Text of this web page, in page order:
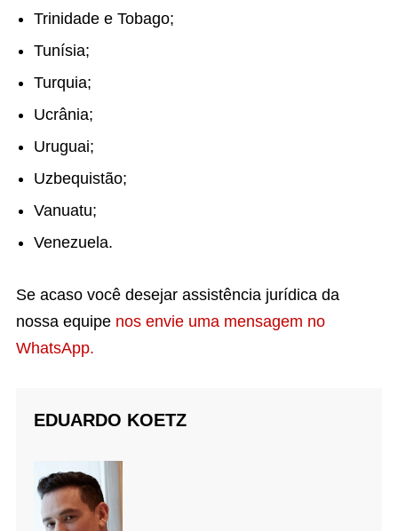
Trinidade e Tobago;
Tunísia;
Turquia;
Ucrânia;
Uruguai;
Uzbequistão;
Vanuatu;
Venezuela.
Se acaso você desejar assistência jurídica da
nossa equipe nos envie uma mensagem no
WhatsApp.
EDUARDO KOETZ